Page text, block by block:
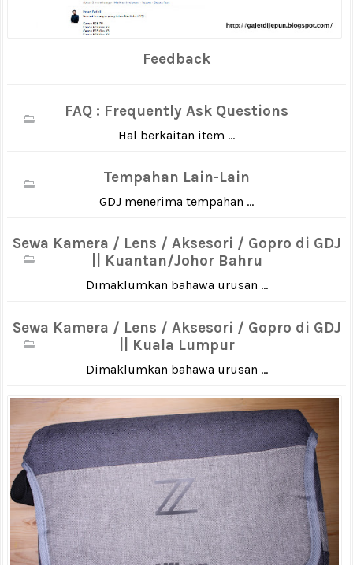
Feedback
FAQ : Frequently Ask Questions
Hal berkaitan item ...
Tempahan Lain-Lain
GDJ menerima tempahan ...
Sewa Kamera / Lens / Aksesori / Gopro di GDJ
|| Kuantan/Johor Bahru
Dimaklumkan bahawa urusan ...
Sewa Kamera / Lens / Aksesori / Gopro di GDJ
|| Kuala Lumpur
Dimaklumkan bahawa urusan ...